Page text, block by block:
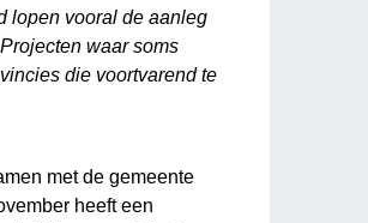
lopen vooral de aanleg
waar soms
die voortvarend te
met de gemeente
heeft een